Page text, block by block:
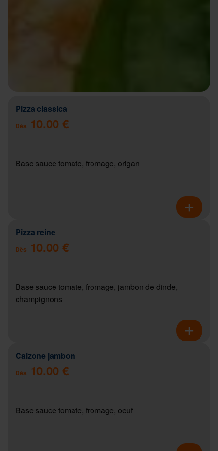
Pizza classica
Dès 10.00 €
Base sauce tomate, fromage, origan
Pizza reine
Dès 10.00 €
Base sauce tomate, fromage, jambon de dinde,
champignons
Calzone jambon
Dès 10.00 €
Base sauce tomate, fromage, oeuf